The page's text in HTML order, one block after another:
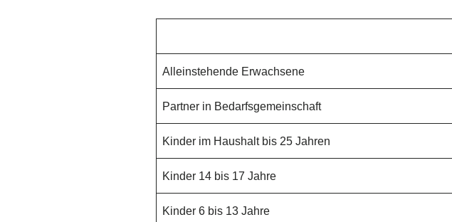
Alleinstehende Erwachsene
Partner in Bedarfsgemeinschaft
Kinder im Haushalt bis 25 Jahren
Kinder 14 bis 17 Jahre
Kinder 6 bis 13 Jahre